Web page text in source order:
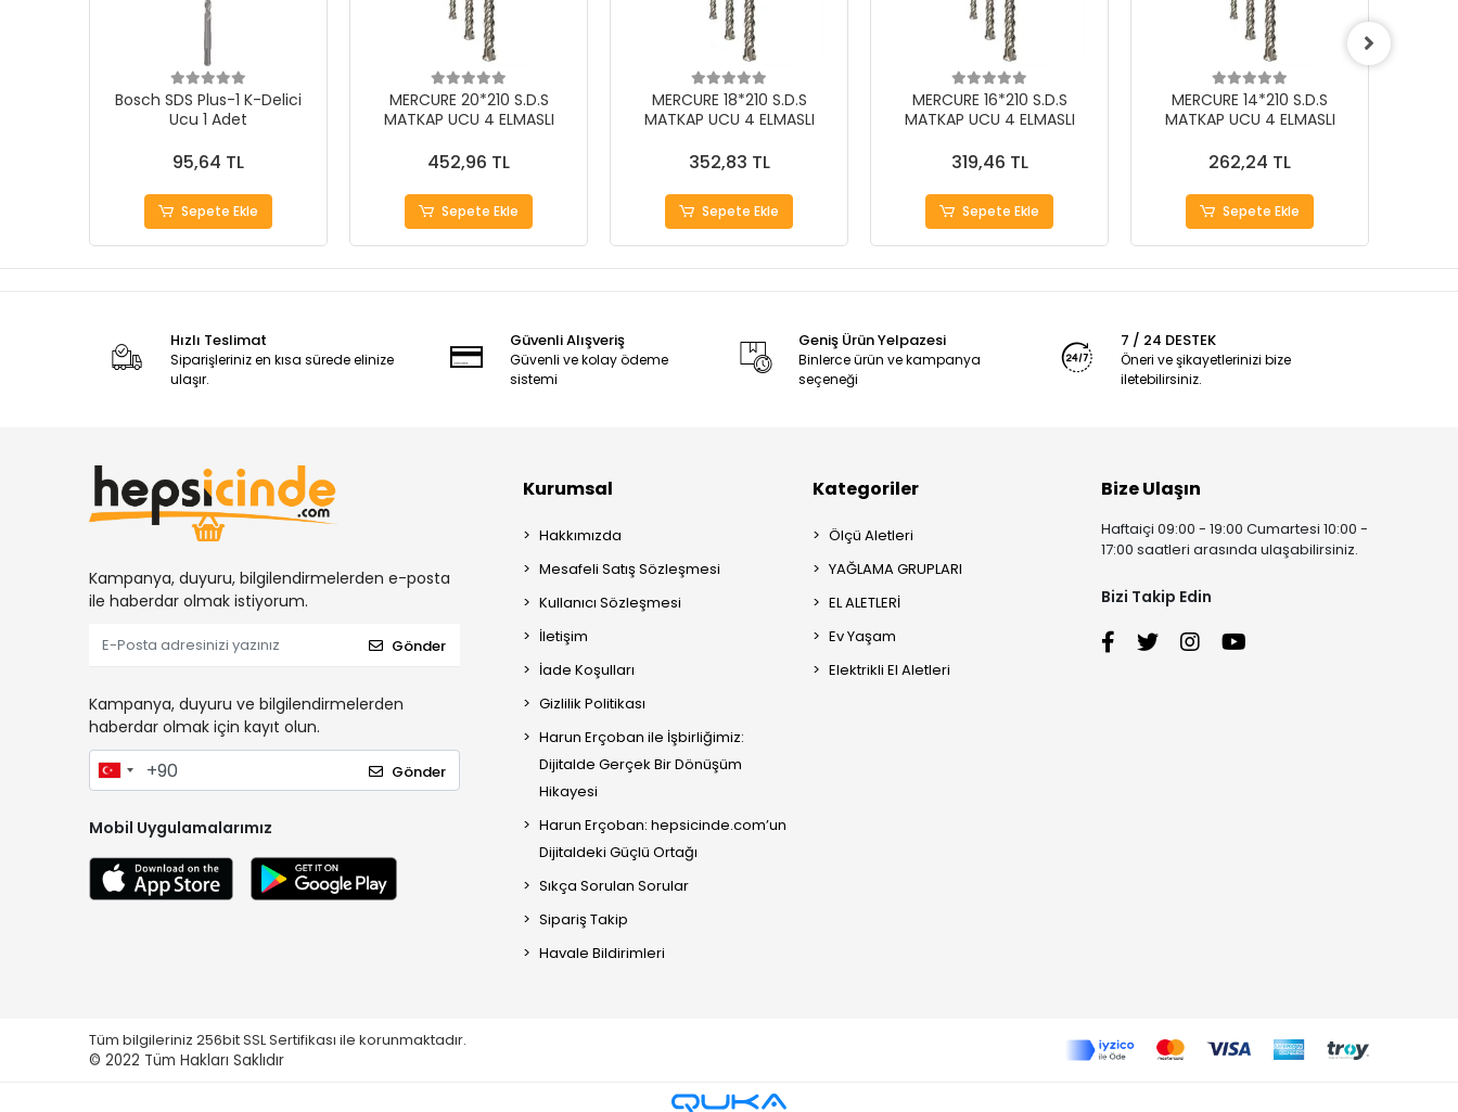
Bosch SDS Plus-1 K-Delici
Ucu 1 Adet
95,64 TL
Sepete Ekle
MERCURE 20*210 S.D.S
MATKAP UCU 4 ELMASLI
452,96 TL
Sepete Ekle
MERCURE 18*210 S.D.S
MATKAP UCU 4 ELMASLI
352,83 TL
Sepete Ekle
MERCURE 16*210 S.D.S
MATKAP UCU 4 ELMASLI
319,46 TL
Sepete Ekle
MERCURE 14*210 S.D.S
MATKAP UCU 4 ELMASLI
262,24 TL
Sepete Ekle
Hızlı Teslimat
Siparişleriniz en kısa sürede elinize
ulaşır.
Güvenli Alışveriş
Güvenli ve kolay ödeme
sistemi
Geniş Ürün Yelpazesi
Binlerce ürün ve kampanya
seçeneği
7 / 24 DESTEK
Öneri ve şikayetlerinizi bize
iletebilirsiniz.
Kampanya, duyuru, bilgilendirmelerden e-posta
ile haberdar olmak istiyorum.
Gönder
Kampanya, duyuru ve bilgilendirmelerden
haberdar olmak için kayıt olun.
Gönder
Mobil Uygulamalarımız
Kurumsal
Hakkımızda
Mesafeli Satış Sözleşmesi
Kullanıcı Sözleşmesi
İletişim
İade Koşulları
Gizlilik Politikası
Harun Erçoban ile İşbirliğimiz:
Dijitalde Gerçek Bir Dönüşüm
Hikayesi
Harun Erçoban: hepsicinde.com’un
Dijitaldeki Güçlü Ortağı
Sıkça Sorulan Sorular
Sipariş Takip
Havale Bildirimleri
Kategoriler
Ölçü Aletleri
YAĞLAMA GRUPLARI
EL ALETLERİ
Ev Yaşam
Elektrikli El Aletleri
Bize Ulaşın
Haftaiçi 09:00 - 19:00 Cumartesi 10:00 -
17:00 saatleri arasında ulaşabilirsiniz.
Bizi Takip Edin
Tüm bilgileriniz 256bit SSL Sertifikası ile korunmaktadır.
© 2022 Tüm Hakları Saklıdır